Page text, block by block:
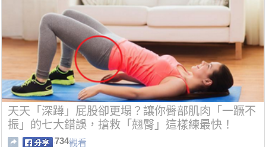
天天「深蹲」屁股卻更塌？讓你臀部肌肉「一蹶不
振」的七大錯誤，搶救「翹臀」這樣練最快！
734觀看